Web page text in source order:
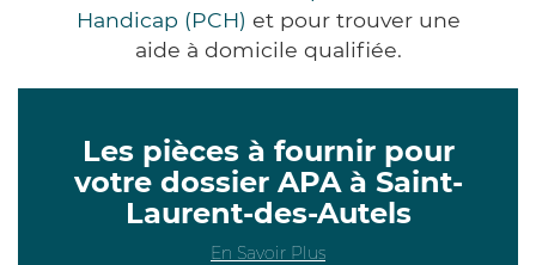
Handicap (PCH) et pour trouver une
aide à domicile qualifiée.
Les pièces à fournir pour
votre dossier APA à Saint-
Laurent-des-Autels
En Savoir Plus